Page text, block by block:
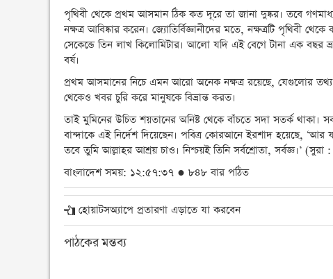
পৃথিবী থেকে প্রথম আসমান ঠিক কত দূরে তা জানা দুষ্কর। তবে
নক্ষত্র আবিষ্কার করেন। জ্যোতির্বিজ্ঞানীদের মতে, নক্ষত্রটি পৃথিবী
সেকেন্ডে তিন লাখ কিলোমিটার। আলো যদি এই বেগে টানা এক
বর্ষ।
প্রথম আসমানের নিচে এমন আরো অনেক নক্ষত্র রয়েছে, যেগুলোর
থেকেও খবর চুরি করে মানুষকে বিভ্রান্ত করত।
তাই মুমিনের উচিত শয়তানের অনিষ্ট থেকে বাঁচতে সদা সতর্ক থাকা।
বান্দাকে এই নির্দেশ দিয়েছেন। পবিত্র কোরআনে ইরশাদ হয়েছে,
তবে তুমি আল্লাহর আশ্রয় চাও। নিশ্চয়ই তিনি সর্বশ্রোতা, সর্বজ্ঞ।’
বাংলাদেশ সময়: ১২:৫৭:৩৭ ● ৮৪৮ বার পঠিত
হোয়াটসঅ্যাপে প্রতারণা এড়াতে যা করবেন
পাঠকের মন্তব্য